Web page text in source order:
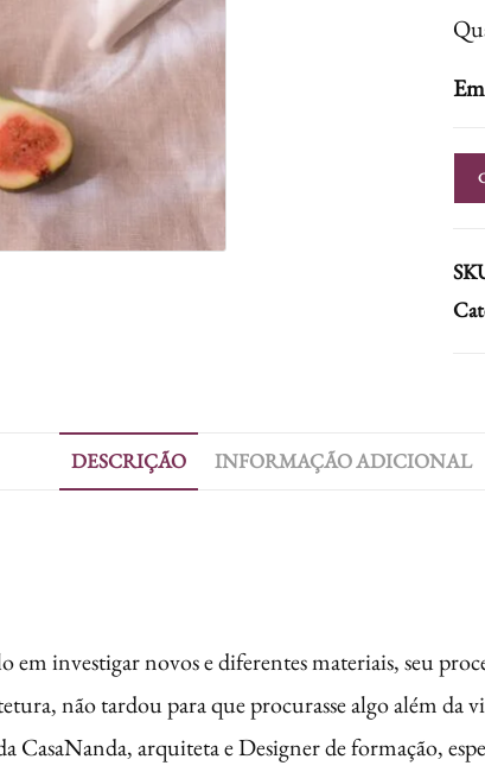
DESCRIÇÃO INFORMAÇÃO ADICIONAL
investigar novos e diferentes materiais, seu
não tardou para que procurasse algo além da
CasaNanda, arquiteta e Designer de formação,